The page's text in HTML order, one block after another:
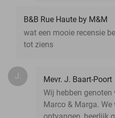
B&B Rue Haute by M&M
wat een mooie recensie
tot ziens
J.
Mevr. J. Baart-Poort
Wij hebben
Marco & Marga.